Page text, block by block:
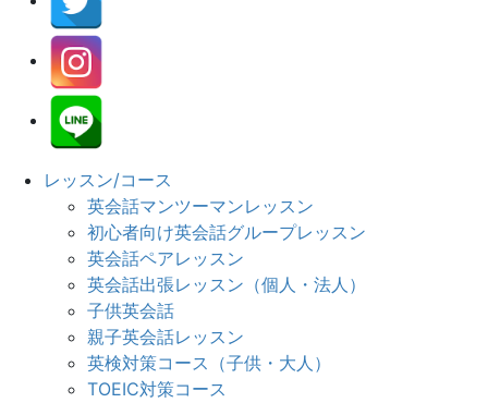
レッスン/コース
英会話マンツーマンレッスン
初心者向け英会話グループレッスン
英会話ペアレッスン
英会話出張レッスン（個人・法人）
子供英会話
親子英会話レッスン
英検対策コース（子供・大人）
TOEIC対策コース